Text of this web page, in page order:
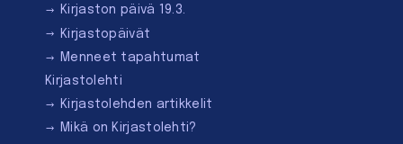
Kirjaston päivä 19.3.
Kirjastopäivät
Menneet tapahtumat
Kirjastolehti
Kirjastolehden artikkelit
Mikä on Kirjastolehti?